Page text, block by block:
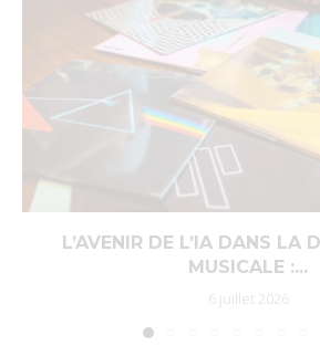
L’AVENIR DE L’IA DANS LA
MUSICALE :...
6 juillet 2026